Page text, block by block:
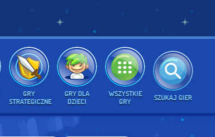
GRY
STRATEGICZNE
GRY DLA
DZIECI
WSZYSTKIE
GRY
SZUKAJ GIER